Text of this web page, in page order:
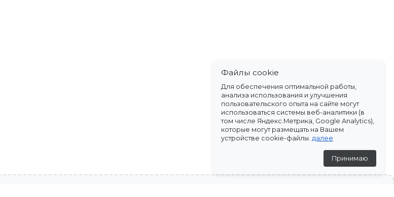
Файлы cookie
Для обеспечения оптимальной работы,
анализа использования и улучшения
пользовательского опыта на сайте могут
использоваться системы веб-аналитики (в
том числе Яндекс.Метрика, Google Analytics),
которые могут размещать на Вашем
устройстве cookie-файлы. далее
Принимаю